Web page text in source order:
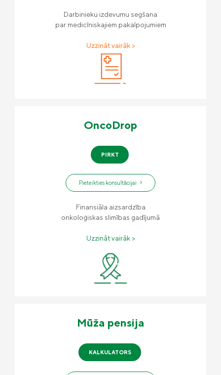
Darbinieku izdevumu segšana
par medicīniskajiem pakalpojumiem
Uzzināt vairāk >
OncoDrop
PIRKT
Pieteikties konsultācijai
Finansiāla aizsardzība
onkoloģiskas slimības gadījumā
Uzzināt vairāk >
Mūža pensija
KALKULATORS